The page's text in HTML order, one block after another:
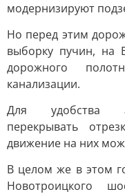
модернизируют
Но перед этим
выборку пучин, на
дорожного
канализации.
Для удобства
перекрывать
движение на них
В целом же в этом
Новотроицкого